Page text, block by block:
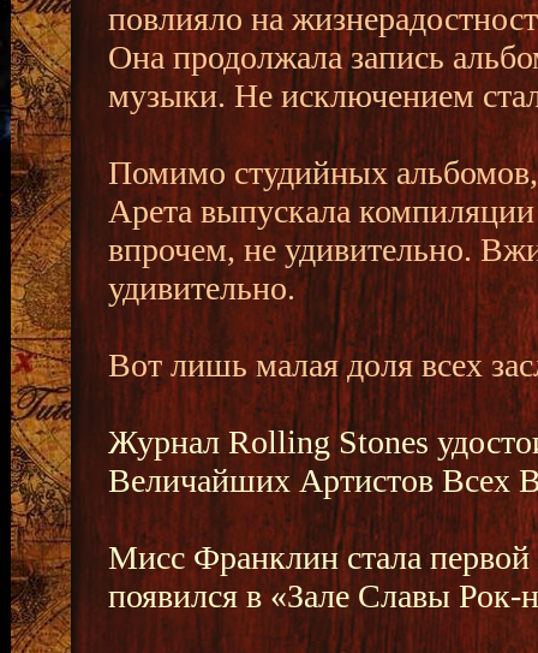
повлияло на
Она продолжала запись
музыки. Не исключением
Помимо студийных
Арета выпускала
впрочем, не удивительно.
удивительно.
Вот лишь малая доля всех
Журнал Rolling Stones
Величайших Артистов Всех
Мисс Франклин стала
появился в «Зале Славы Рок-